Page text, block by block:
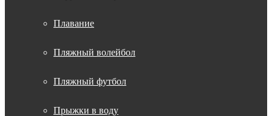
Плавание
Пляжный волейбол
Пляжный футбол
Прыжки в воду